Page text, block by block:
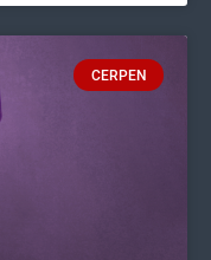
CERPEN